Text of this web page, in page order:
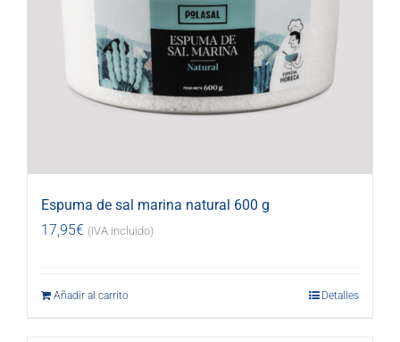
Espuma de sal marina natural 600 g
17,95€ (IVA incluido)
Añadir al carrito Detalles